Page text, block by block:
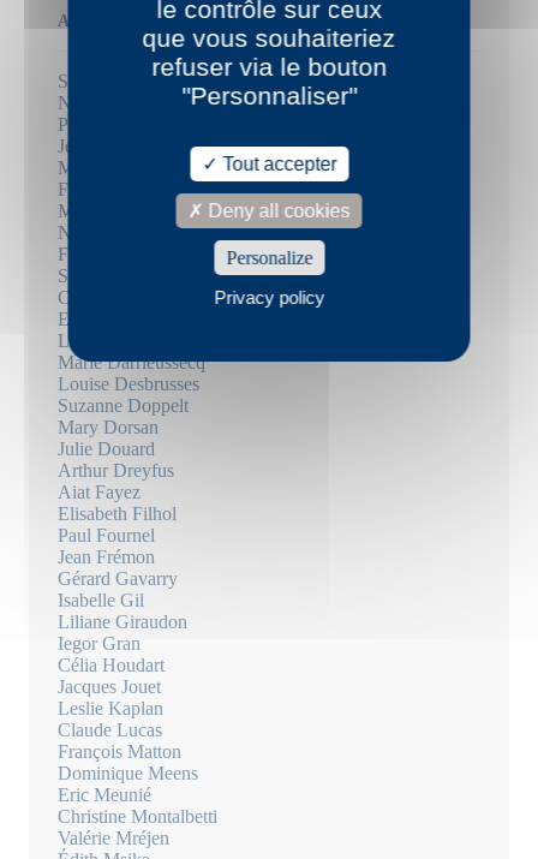
Auteurs
Santiago H. Amigorena
Nathalie Azoulai
Pierric Bailly
Jean-Luc Bayard
Mathieu Bermann
Frédérique Berthet
Mika Biermann
Nicolas Bouyssi
Frédéric Boyer
Sébastien Brebel
Christophe Carpentier
Emmanuel Carrère
Louise Chennevière
Marie Darrieussecq
Louise Desbrusses
Suzanne Doppelt
Mary Dorsan
Julie Douard
Arthur Dreyfus
Aiat Fayez
Elisabeth Filhol
Paul Fournel
Jean Frémon
Gérard Gavarry
Isabelle Gil
Liliane Giraudon
Iegor Gran
Célia Houdart
Jacques Jouet
Leslie Kaplan
Claude Lucas
François Matton
Dominique Meens
Eric Meunié
Christine Montalbetti
Valérie Mréjen
le contrôle sur ceux
que vous souhaiteriez
refuser via le bouton
"Personnaliser"
Tout accepter
Deny all cookies
Personalize
Privacy policy